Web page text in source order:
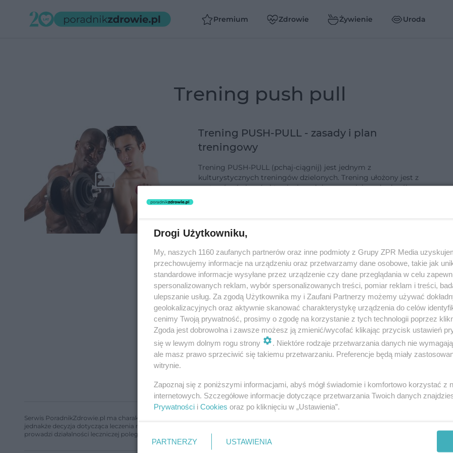
Premium Zdrowie Żywienie Uroda
trening push pull
Trening PUSH-PULL - zasady i plan
treningowy
Trening PUSH-PULL (pchaj-ciągnij) jest jednym z
kulturystycznych treningów dzielonych. Trening ułożony jest z
zestawów ćwiczeń aktywizujących i wzmacniających określone
Serwis PoradnikZdrowie.pl ma charakter edukacyjny, nie stanowi i nie zastępuje porady lekarskiej. Redakcja serwisu dokłada wszelkich
jednakże decyzja dotycząca leczenia należy do lekarza. Redakcja i wydawca serwisu nie ponoszą odpowiedzialności wynikającej z
prowadzi działalności leczniczej polegającej na udzielaniu świadczeń zdrowotnych w rozumieniu art. 3 ust 1 ustawy o działalności leczniczej.
Drogi Użytkowniku,
My, naszych 1160 zaufanych partnerów oraz inne podmioty z Grupy ZPR Media
przechowujemy informacje na urządzeniu oraz przetwarzamy dane osobowe, takie jak
standardowe informacje wysyłane przez urządzenie czy dane przeglądania w celu
spersonalizowanych reklam, wybór spersonalizowanych treści, pomiar reklam i treści,
ulepszanie usług. Za zgodą Użytkownika my i Zaufani Partnerzy możemy używać
geolokalizacyjnych oraz aktywnie skanować charakterystykę urządzenia do celów
cenimy Twoją prywatność, prosimy o zgodę na korzystanie z tych technologii poprzez
Zgoda jest dobrowolna i zawsze możesz ją zmienić/wycofać klikając przycisk ustawień
się w lewym dolnym rogu strony
. Niektóre rodzaje przetwarzania danych nie
ale masz prawo sprzeciwić się takiemu przetwarzaniu. Preferencje będą miały
witrynie.
Zapoznaj się z poniższymi informacjami, abyś mógł świadomie i komfortowo korzystać z
internetowych. Szczegółowe informacje dotyczące przetwarzania Twoich danych
Prywatności i Cookies oraz po kliknięciu w „Ustawienia”.
PARTNERZY USTAWIENIA